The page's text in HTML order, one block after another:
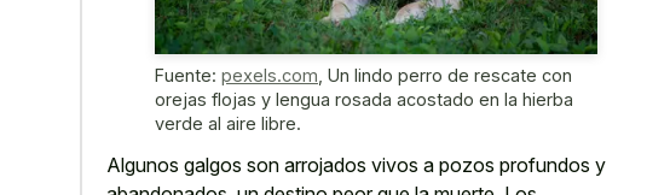
Fuente: pexels.com Un lindo perro de rescate con
orejas flojas y lengua rosada acostado en la hierba
verde al aire libre.
Algunos galgos son arrojados vivos a pozos profundos y